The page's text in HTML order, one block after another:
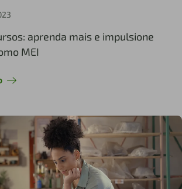
aprenda mais e impulsione
MEI